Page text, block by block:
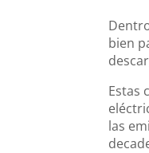
bien
Estas
las